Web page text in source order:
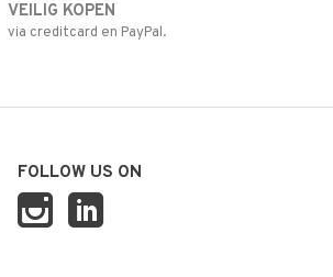
VEILIG KOPEN
via creditcard en PayPal.
FOLLOW US ON